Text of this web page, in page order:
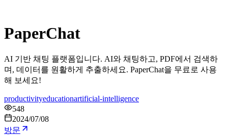
PaperChat
AI 기반 채팅 플랫폼입니다. AI와 채팅하고, PDF에서 검색하
며, 데이터를 원활하게 추출하세요. PaperChat을 무료로 사용
해 보세요!
productivityeducationartificial-intelligence
548
2024/07/08
방문